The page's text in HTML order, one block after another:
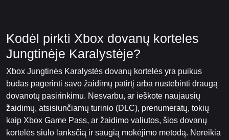
Kodėl pirkti Xbox dovanų korteles
Jungtinėje Karalystėje?
Xbox Jungtinės Karalystės dovanų kortelės yra puikus
būdas pagerinti savo žaidimų patirtį arba nustebinti draugą
dovanotų pasirinkimu. Nesvarbu, ar ieškote naujausių
žaidimų, atsisiunčiamų turinio (DLC), prenumeratų, tokių
kaip Xbox Game Pass, ar žaidimo valiutos, šios dovanų
kortelės siūlo lanksčią ir saugią mokėjimo metodą. Nereikia